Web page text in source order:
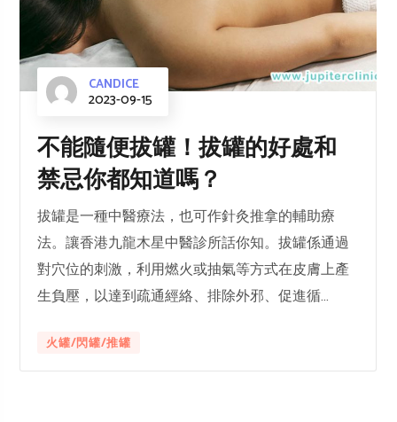
CANDICE
2023-09-15
不能隨便拔罐！拔罐的好處和
禁忌你都知道嗎？
拔罐是一種中醫療法，也可作針灸推拿的輔助療
法。讓香港九龍木星中醫診所話你知。拔罐係通過
對穴位的刺激，利用燃火或抽氣等方式在皮膚上產
生負壓，以達到疏通經絡、排除外邪、促進循...
火罐/閃罐/推罐